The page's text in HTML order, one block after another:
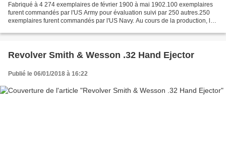
Fabriqué à 4 274 exemplaires de février 1900 à mai 1902.100 exemplaires
furent commandés par l'US Army pour évaluation suivi par 250 autres.250
exemplaires furent commandés par l'US Navy. Au cours de la production, le
Revolver Smith & Wesson .32 Hand Ejector
Publié le 06/01/2018 à 16:22